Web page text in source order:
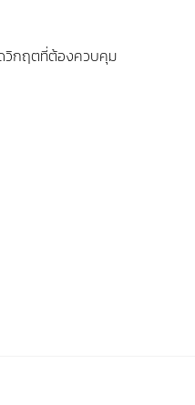
วิกฤตที่ต้องควบคุม